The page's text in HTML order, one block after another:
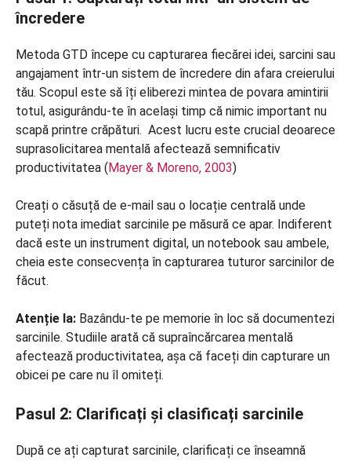
încredere
Metoda GTD începe cu capturarea fiecărei idei, sarcini sau
angajament într-un sistem de încredere din afara creierului
tău. Scopul este să îți eliberezi mintea de povara amintirii
totul, asigurându-te în același timp că nimic important nu
scapă printre crăpături. Acest lucru este crucial deoarece
suprasolicitarea mentală afectează semnificativ
productivitatea (Mayer & Moreno, 2003)
Creați o căsuță de e-mail sau o locație centrală unde
puteți nota imediat sarcinile pe măsură ce apar. Indiferent
dacă este un instrument digital, un notebook sau ambele,
cheia este consecvența în capturarea tuturor sarcinilor de
făcut.
Atenție la: Bazându-te pe memorie în loc să documentezi
sarcinile. Studiile arată că supraîncărcarea mentală
afectează productivitatea, așa că faceți din capturare un
obicei pe care nu îl omiteți.
Pasul 2: Clarificați și clasificați sarcinile
După ce ați capturat sarcinile, clarificați ce înseamnă